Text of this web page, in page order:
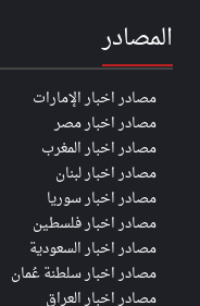
المصادر
مصادر اخبار الإمارات
مصادر اخبار مصر
مصادر اخبار المغرب
مصادر اخبار لبنان
مصادر اخبار سوريا
مصادر اخبار فلسطين
مصادر اخبار السعودية
مصادر اخبار سلطنة عُمان
مصادر اخبار العراق